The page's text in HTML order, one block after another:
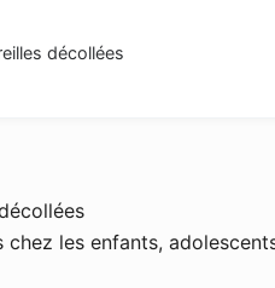
décollées
les enfants,